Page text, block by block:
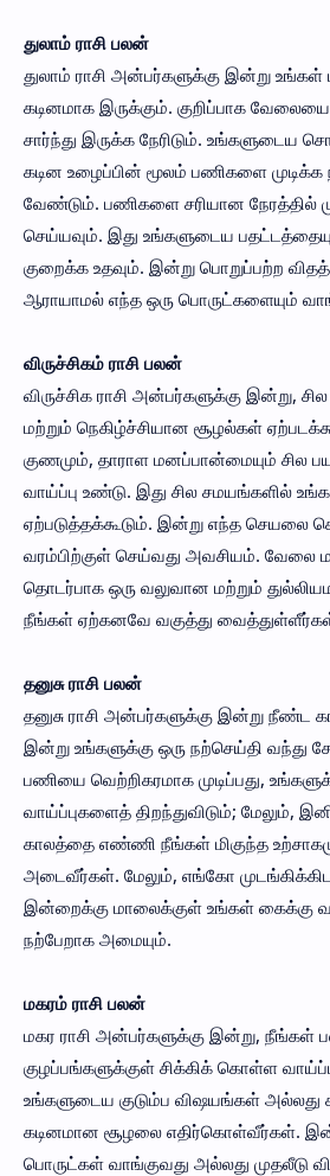
துலாம் ராசி பலன்
துலாம் ராசி அன்பர்களுக்கு இன்று உங்கள்
கடினமாக இருக்கும். குறிப்பாக வேலையை
சார்ந்து இருக்க நேரிடும். உங்களுடைய
கடின உழைப்பின் மூலம் பணிகளை
வேண்டும். பணிகளை சரியான நேரத்தில்
செய்யவும். இது உங்களுடைய
குறைக்க உதவும். இன்று பொறுப்பற்ற
ஆராயாமல் எந்த ஒரு பொருட்களையும்
விருச்சிகம் ராசி பலன்
விருச்சிக ராசி அன்பர்களுக்கு இன்று,
மற்றும் நெகிழ்ச்சியான சூழல்கள்
குணமும், தாராள மனப்பான்மையும் சில
வாய்ப்பு உண்டு. இது சில சமயங்களில்
ஏற்படுத்தக்கூடும். இன்று எந்த செயலை
வரம்பிற்குள் செய்வது அவசியம். வேலை
தொடர்பாக ஒரு வலுவான மற்றும்
நீங்கள் ஏற்கனவே வகுத்து
தனுசு ராசி பலன்
தனுசு ராசி அன்பர்களுக்கு இன்று நீண்ட
இன்று உங்களுக்கு ஒரு நற்செய்தி வந்து
பணியை வெற்றிகரமாக முடிப்பது,
வாய்ப்புகளைத் திறந்துவிடும்; மேலும்,
காலத்தை எண்ணி நீங்கள் மிகுந்த
அடைவீர்கள். மேலும், எங்கோ
இன்றைக்கு மாலைக்குள் உங்கள் கைக்கு
நற்பேறாக அமையும்.
மகரம் ராசி பலன்
மகர ராசி அன்பர்களுக்கு இன்று, நீங்கள்
குழப்பங்களுக்குள் சிக்கிக் கொள்ள
உங்களுடைய குடும்ப விஷயங்கள் அல்லது
கடினமான சூழலை எதிர்கொள்வீர்கள்.
பொருட்கள் வாங்குவது அல்லது முதலீடு